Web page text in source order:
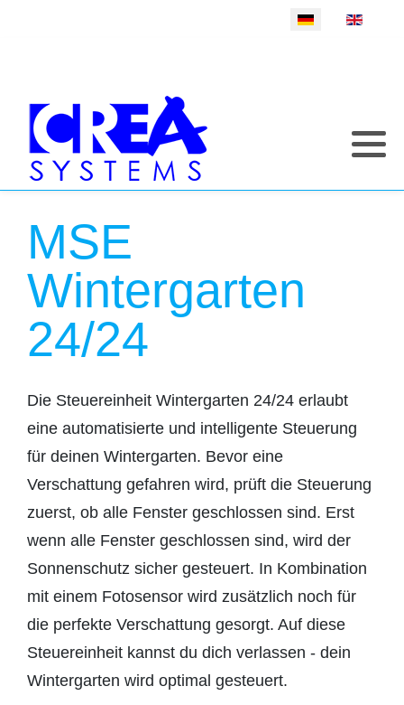
Sprache auswählen
MSE
Wintergarten
24/24
Die Steuereinheit Wintergarten 24/24 erlaubt
eine automatisierte und intelligente Steuerung
für deinen Wintergarten. Bevor eine
Verschattung gefahren wird, prüft die Steuerung
zuerst, ob alle Fenster geschlossen sind. Erst
wenn alle Fenster geschlossen sind, wird der
Sonnenschutz sicher gesteuert. In Kombination
mit einem Fotosensor wird zusätzlich noch für
die perfekte Verschattung gesorgt. Auf diese
Steuereinheit kannst du dich verlassen - dein
Wintergarten wird optimal gesteuert.